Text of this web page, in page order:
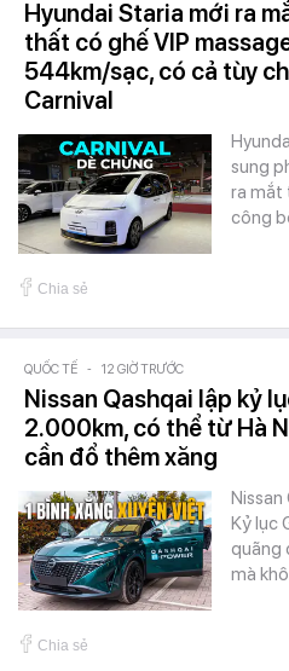
Hyundai Staria mới ra
thất có ghế VIP
544km/sạc, có cả tùy
Carnival
sung
ra mắt
công
Chia sẻ
QUỐC TẾ - 12 GIỜ TRƯỚC
Nissan Qashqai lập kỷ
2.000km, có thể từ Hà
cần đổ thêm xăng
Kỷ lục
quãng
mà
Chia sẻ